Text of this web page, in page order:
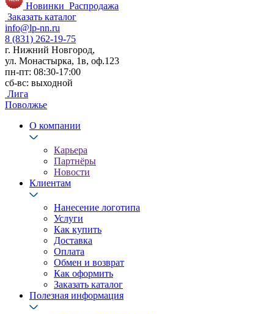
Новинки Распродажа
Заказать каталог
info@lp-nn.ru
8 (831) 262-19-75
г. Нижний Новгород,
ул. Монастырка, 1в, оф.123
пн-пт: 08:30-17:00
сб-вс: выходной
Лига
Поволжье
О компании
Карьера
Партнёры
Новости
Клиентам
Нанесение логотипа
Услуги
Как купить
Доставка
Оплата
Обмен и возврат
Как оформить
Заказать каталог
Полезная информация